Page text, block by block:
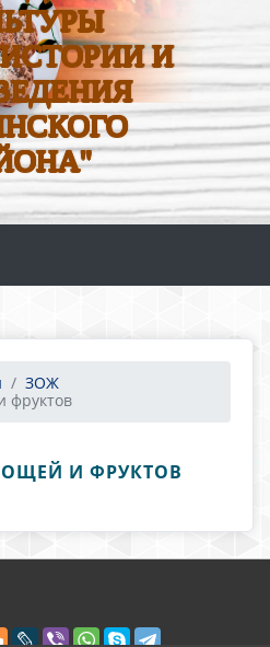
И
ЗОЖ
фруктов
И ФРУКТОВ